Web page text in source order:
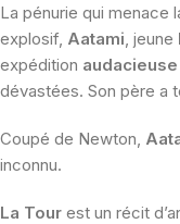
La pénurie qui menace
explosif, Aatami, jeune
expédition audacieuse
dévastées. Son père a
Coupé de Newton,
inconnu.
La Tour est un récit